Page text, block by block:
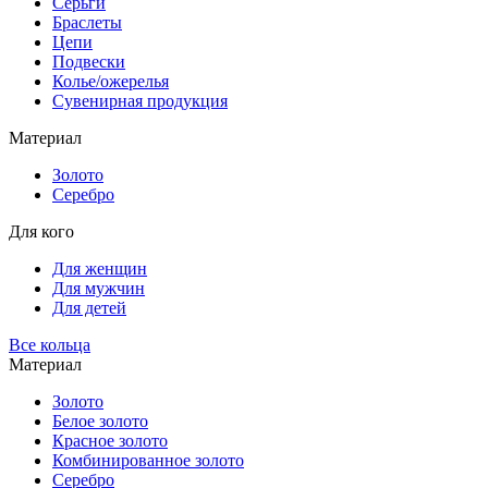
Браслеты
Цепи
Подвески
Колье/ожерелья
Сувенирная продукция
Материал
Золото
Серебро
Для кого
Для женщин
Для мужчин
Для детей
Все кольца
Материал
Золото
Белое золото
Красное золото
Комбинированное золото
Серебро